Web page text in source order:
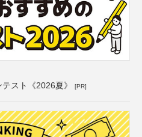
スト《2026夏》 [PR]